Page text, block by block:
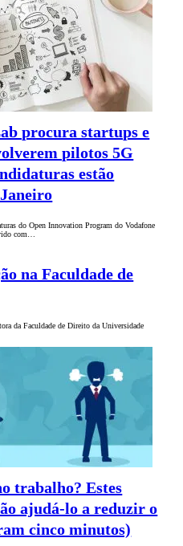
procura startups e
pilotos 5G
estão
do Open Innovation Program do Vodafone
com…
na Faculdade de
da Faculdade de Direito da Universidade
trabalho? Estes
ajudá-lo a reduzir o
cinco minutos)